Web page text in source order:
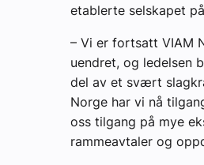
etablerte selskapet
– Vi er fortsatt VIAM
uendret, og ledelsen
del av et svært
Norge har vi nå
oss tilgang på mye
rammeavtaler og